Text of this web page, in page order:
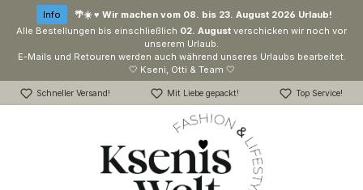
Zum Hauptinhalt springen
Info
🌴☀️ ♥ Wir machen vom 08. bis 23. August 2026 Urlaub!
Alle Bestellungen bis einschließlich 02. August verschicken wir noch vor
unserem Urlaub.
E-Mails und Retouren werden auch während unseres Urlaubs bearbeitet.
🤍 Kseni, Otti & Team 🤍
Schneller Versand! Mit Liebe gepackt! Top Service!